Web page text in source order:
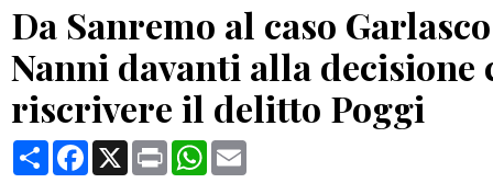
Da Sanremo al caso
Nanni davanti alla decisione
riscrivere il delitto Poggi
CondividiFacebook
X Print WhatsApp